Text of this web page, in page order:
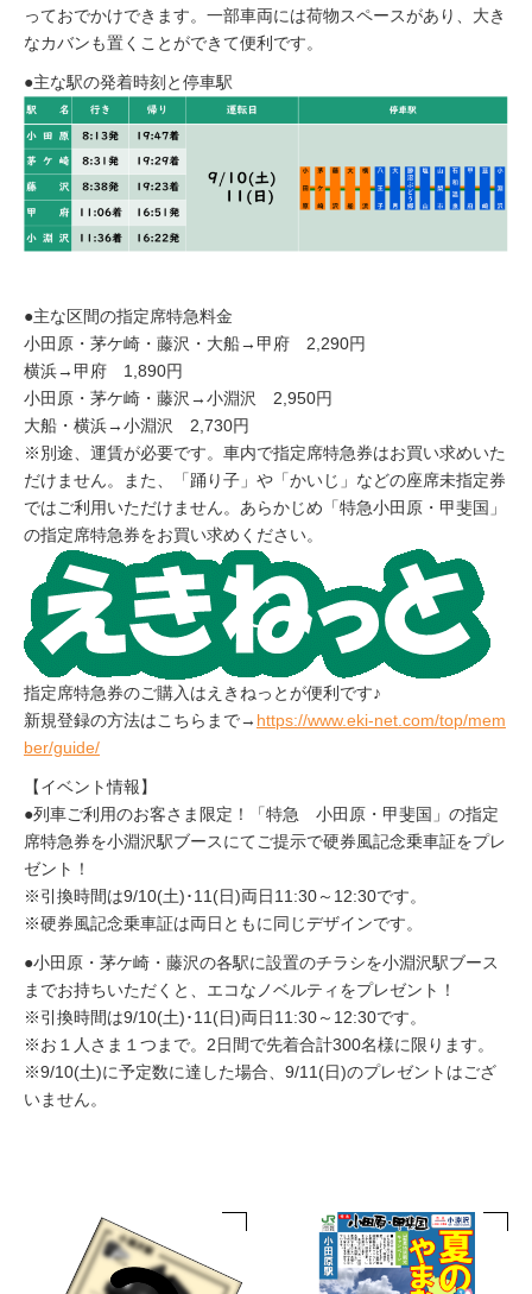
っておでかけできます。一部車両には荷物スペースがあり、大き
なカバンも置くことができて便利です。
●主な駅の発着時刻と停車駅
●主な区間の指定席特急料金
小田原・茅ケ崎・藤沢・大船→甲府 2,290円
横浜→甲府 1,890円
小田原・茅ケ崎・藤沢→小淵沢 2,950円
大船・横浜→小淵沢 2,730円
※別途、運賃が必要です。車内で指定席特急券はお買い求めいた
だけません。また、「踊り子」や「かいじ」などの座席未指定券
ではご利用いただけません。あらかじめ「特急小田原・甲斐国」
の指定席特急券をお買い求めください。
指定席特急券のご購入はえきねっとが便利です♪
新規登録の方法はこちらまで→ https://www.eki-net.com/top/mem
ber/guide/
【イベント情報】
●列車ご利用のお客さま限定！「特急 小田原・甲斐国」の指定
席特急券を小淵沢駅ブースにてご提示で硬券風記念乗車証をプレ
ゼント！
※引換時間は9/10(土)･11(日)両日11:30～ 12:30です。
※硬券風記念乗車証は両日ともに同じデザインです。
●小田原・茅ケ崎・藤沢の各駅に設置のチラシを小淵沢駅ブース
までお持ちいただくと、エコなノベルティをプレゼント！
※引換時間は9/10(土)･11(日)両日11:30～ 12:30です。
※お１人さま１つまで。 2日間で先着合計300名様に限ります。
※9/10(土)に予定数に達した場合、 9/11(日)のプレゼントはござ
いません。